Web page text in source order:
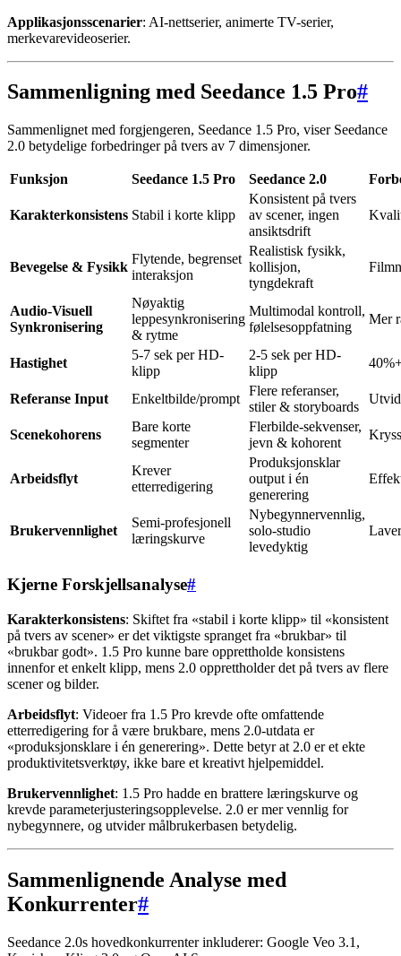
Applikasjonsscenarier: AI-nettserier, animerte TV-serier,
merkevarevideoserier.
Sammenligning med Seedance 1.5 Pro#
Sammenlignet med forgjengeren, Seedance 1.5 Pro, viser Seedance
2.0 betydelige forbedringer på tvers av 7 dimensjoner.
Funksjon Seedance 1.5 Pro Seedance 2.0
Karakterkonsistens Stabil i korte klipp
Konsistent på tvers
av scener, ingen
ansiktsdrift
Bevegelse & Fysikk
Flytende, begrenset
interaksjon
Realistisk fysikk,
kollisjon,
tyngdekraft
Audio-Visuell
Synkronisering
Nøyaktig
leppesynkronisering
& rytme
Multimodal kontroll,
følelsesoppfatning
Mer
Hastighet
5-7 sek per HD-
klipp
2-5 sek per HD-
klipp
Referanse Input Enkeltbilde/prompt
Flere referanser,
stiler & storyboards
Scenekohorens
Bare korte
segmenter
Flerbilde-sekvenser,
jevn & kohorent
Arbeidsflyt
Krever
etterredigering
Produksjonsklar
output i én
generering
Brukervennlighet
Semi-profesjonell
læringskurve
Nybegynnervennlig,
solo-studio
levedyktig
Kjerne Forskjellsanalyse#
Karakterkonsistens: Skiftet fra «stabil i korte klipp» til «konsistent
på tvers av scener» er det viktigste spranget fra «brukbar» til
«brukbar godt». 1.5 Pro kunne bare opprettholde konsistens
innenfor et enkelt klipp, mens 2.0 opprettholder det på tvers av flere
scener og bilder.
Arbeidsflyt: Videoer fra 1.5 Pro krevde ofte omfattende
etterredigering for å være brukbare, mens 2.0-utdata er
«produksjonsklare i én generering». Dette betyr at 2.0 er et ekte
produktivitetsverktøy, ikke bare et kreativt hjelpemiddel.
Brukervennlighet: 1.5 Pro hadde en brattere læringskurve og
krevde parameterjusteringsopplevelse. 2.0 er mer vennlig for
nybegynnere, og utvider målbrukerbasen betydelig.
Sammenlignende Analyse med
Konkurrenter#
Seedance 2.0s hovedkonkurrenter inkluderer: Google Veo 3.1,